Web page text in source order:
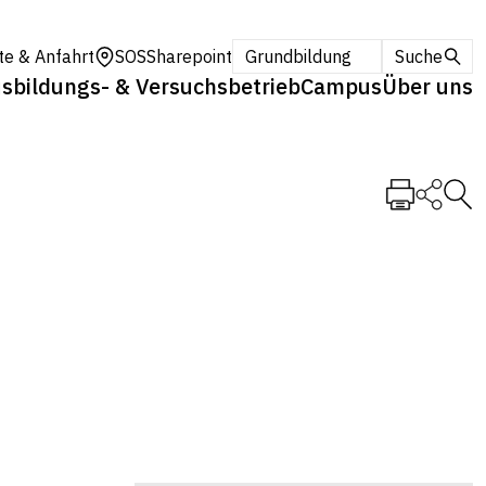
& Anfahrt SOSSharepoint Grundbildung Suche
& VersuchsbetriebCampusÜber uns